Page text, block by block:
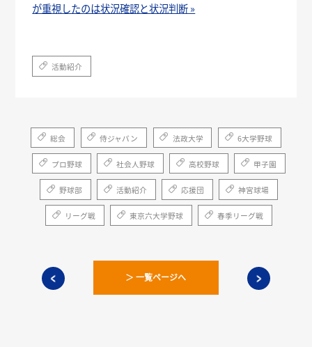
が重視したのは状況確認と状況判断 »
活動紹介
総会 侍ジャパン 法政大学 6大学野球
プロ野球 社会人野球 高校野球 甲子園
野球部 活動紹介 応援団 神宮球場
リーグ戦 東京六大学野球 春季リーグ戦
＞ 一覧ページへ